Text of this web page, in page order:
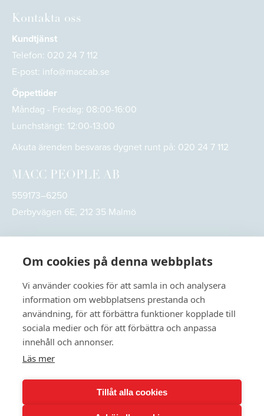
Kontakta oss
Kundtjänst
Telefon: 020 24 7 112
E-post: info@maccab.se
Öppettider
Måndag - Fredag: 08:00-16:00
Lunchstängt: 12:00-13:00
Akuta ärenden besvaras dygnet runt på: 020 24 7 112
MACC PEOPLE AB
559173–6250
Derbyvägen 6E, 212 35 Malmö
MACC People. All rights reserved
Om cookies på denna webbplats
Vi använder cookies för att samla in och analysera
information om webbplatsens prestanda och
användning, för att förbättra funktioner kopplade till
sociala medier och för att förbättra och anpassa
innehåll och annonser.
Läs mer
Tillåt alla cookies